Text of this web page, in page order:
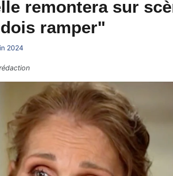
remontera sur
ramper"
2024